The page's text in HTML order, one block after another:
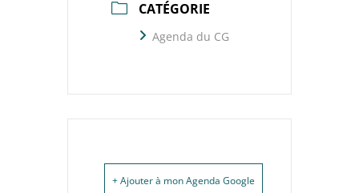
CATÉGORIE
Agenda du CG
+ Ajouter à mon Agenda Google